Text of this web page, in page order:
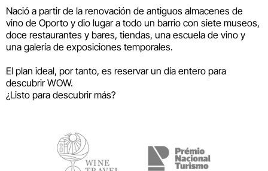
Nació a partir de la renovación de antiguos almacenes de
vino de Oporto y dio lugar a todo un barrio con siete museos,
doce restaurantes y bares, tiendas, una escuela de vino y
una galería de exposiciones temporales.
El plan ideal, por tanto, es reservar un día entero para
descubrir WOW.
¿Listo para descubrir más?